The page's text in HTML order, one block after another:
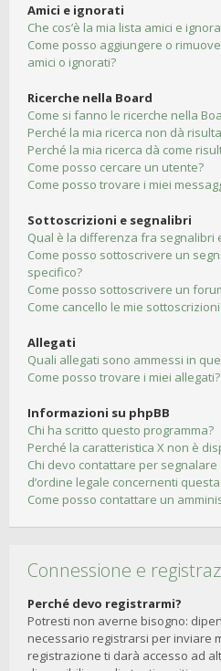
Amici e ignorati
Che cos’è la mia lista amici e
Come posso aggiungere o
amici o ignorati?
Ricerche nella Board
Come si fanno le ricerche nella
Perché la mia ricerca non dà
Perché la mia ricerca dà come
Come posso cercare un utente?
Come posso trovare i miei
Sottoscrizioni e segnalibri
Qual è la differenza fra segnalibri
Come posso sottoscrivere un
specifico?
Come posso sottoscrivere un
Come cancello le mie
Allegati
Quali allegati sono ammessi in
Come posso trovare i miei allegati?
Informazioni su phpBB
Chi ha scritto questo programma?
Perché la caratteristica X non è
Chi devo contattare per
d’ordine legale concernenti
Come posso contattare un
Connessione e
Perché devo registrarmi?
Potresti non averne bisogno:
necessario registrarsi per inviare
registrazione ti darà accesso ad